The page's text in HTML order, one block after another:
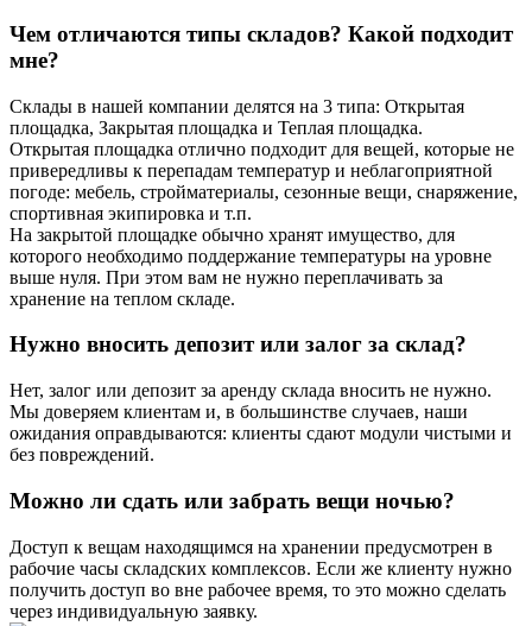
Чем отличаются типы складов? Какой подходит
мне?
Склады в нашей компании делятся на 3 типа: Открытая
площадка, Закрытая площадка и Теплая площадка.
Открытая площадка отлично подходит для вещей, которые не
привередливы к перепадам температур и неблагоприятной
погоде: мебель, стройматериалы, сезонные вещи, снаряжение,
спортивная экипировка и т.п.
На закрытой площадке обычно хранят имущество, для
которого необходимо поддержание температуры на уровне
выше нуля. При этом вам не нужно переплачивать за
хранение на теплом складе.
Нужно вносить депозит или залог за склад?
Нет, залог или депозит за аренду склада вносить не нужно.
Мы доверяем клиентам и, в большинстве случаев, наши
ожидания оправдываются: клиенты сдают модули чистыми и
без повреждений.
Можно ли сдать или забрать вещи ночью?
Доступ к вещам находящимся на хранении предусмотрен в
рабочие часы складских комплексов. Если же клиенту нужно
получить доступ во вне рабочее время, то это можно сделать
через индивидуальную заявку.